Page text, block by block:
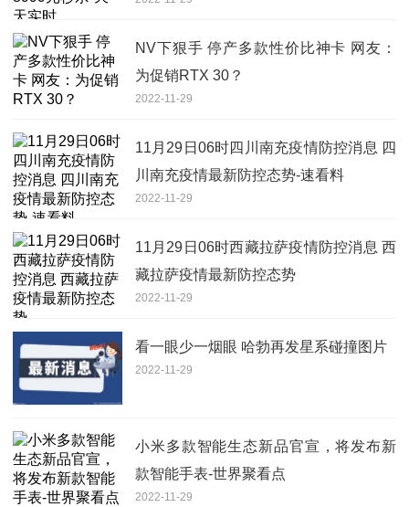
NV下狠手 停产多款性价比神卡 网友：
为促销RTX 30？
2022-11-29
11月29日06时四川南充疫情防控消息 四
川南充疫情最新防控态势-速看料
2022-11-29
11月29日06时西藏拉萨疫情防控消息 西
藏拉萨疫情最新防控态势
2022-11-29
看一眼少一烟眼 哈勃再发星系碰撞图片
2022-11-29
小米多款智能生态新品官宣，将发布新
款智能手表-世界聚看点
2022-11-29